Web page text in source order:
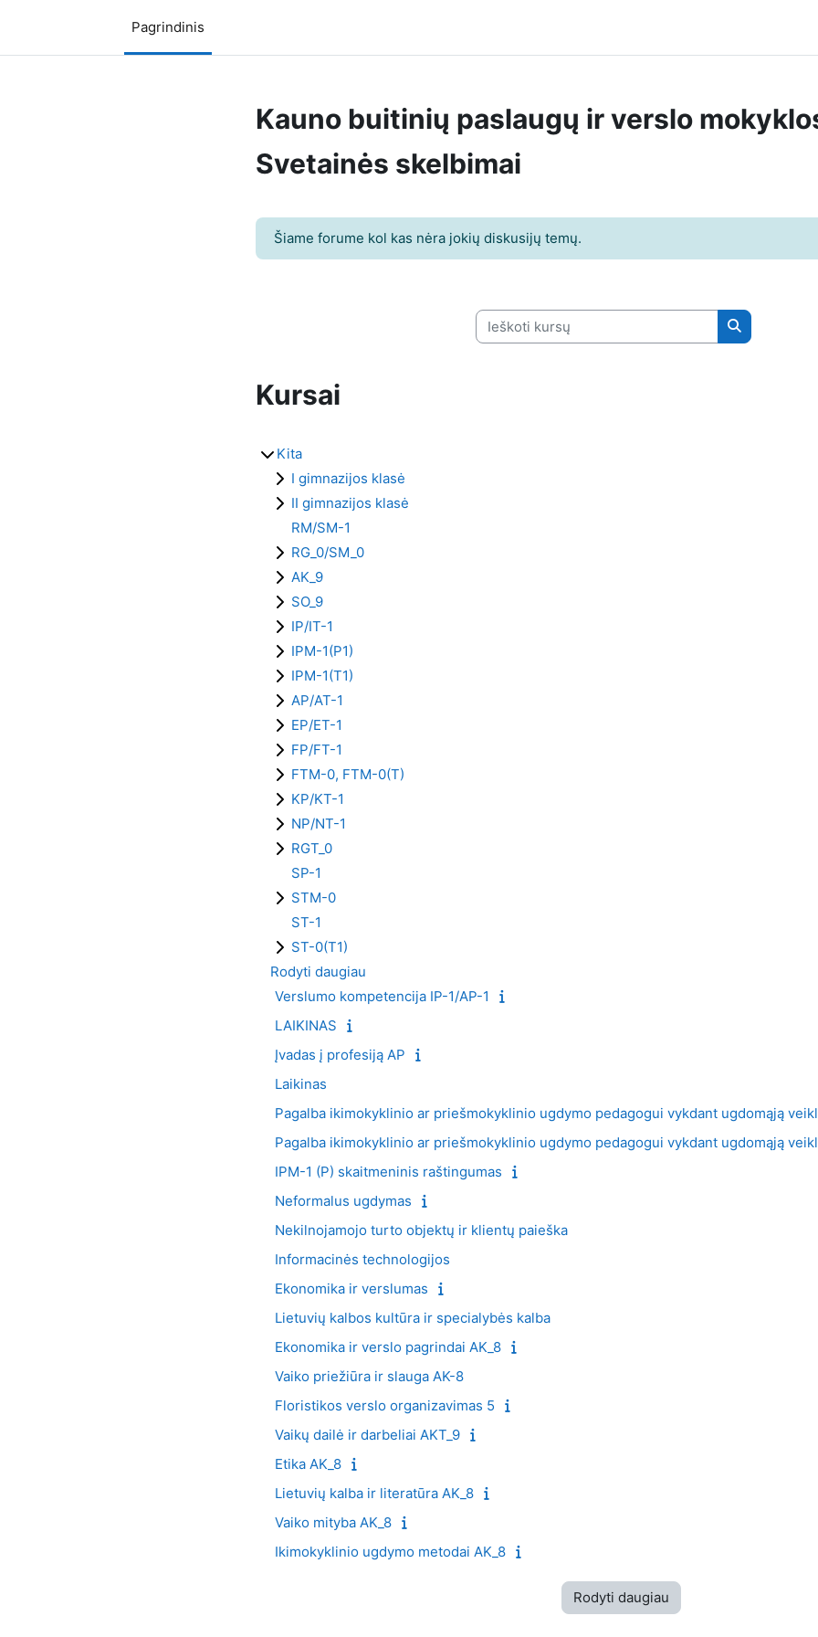
Pagrindinis
Kauno buitinių paslaugų ir verslo
Svetainės skelbimai
Šiame forume kol kas nėra jokių diskusijų temų.
Ieškoti kursų
Ieškoti kursų
Kursai
Kita
I gimnazijos klasė
II gimnazijos klasė
RM/SM-1
RG_0/SM_0
AK_9
SO_9
IP/IT-1
IPM-1(P1)
IPM-1(T1)
AP/AT-1
EP/ET-1
FP/FT-1
FTM-0, FTM-0(T)
KP/KT-1
NP/NT-1
RGT_0
SP-1
STM-0
ST-1
ST-0(T1)
Rodyti daugiau
Verslumo kompetencija IP-1/AP-1
LAIKINAS
Įvadas į profesiją AP
Laikinas
Pagalba ikimokyklinio ar priešmokyklinio ugdymo pedagogui vykdant ugdomąją
Pagalba ikimokyklinio ar priešmokyklinio ugdymo pedagogui vykdant ugdomąją
IPM-1 (P) skaitmeninis raštingumas
Neformalus ugdymas
Nekilnojamojo turto objektų ir klientų paieška
Informacinės technologijos
Ekonomika ir verslumas
Lietuvių kalbos kultūra ir specialybės kalba
Ekonomika ir verslo pagrindai AK_8
Vaiko priežiūra ir slauga AK-8
Floristikos verslo organizavimas 5
Vaikų dailė ir darbeliai AKT_9
Etika AK_8
Lietuvių kalba ir literatūra AK_8
Vaiko mityba AK_8
Ikimokyklinio ugdymo metodai AK_8
Rodyti daugiau